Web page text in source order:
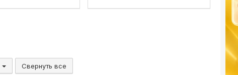
Свернуть все